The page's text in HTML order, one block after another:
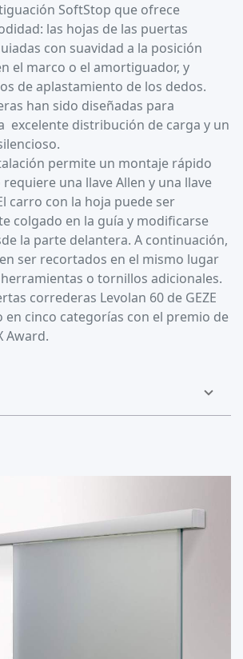
SoftStop que ofrece
las hojas de las puertas
con suavidad a la posición
el marco o el amortiguador, y
de aplastamiento de los dedos.
han sido diseñadas para
excelente distribución de carga y un
permite un montaje rápido
una llave Allen y una llave
carro con la hoja puede ser
colgado en la guía y modificarse
la parte delantera. A continuación,
ser recortados en el mismo lugar
o tornillos adicionales.
correderas Levolan 60 de GEZE
en cinco categorías con el premio de
Award.